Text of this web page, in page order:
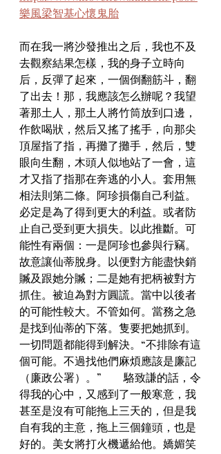
樂風梁智基心懷鬼胎
而在我一將沙發推出之后，我也不及
去觀察結果怎樣，我的身子立時向
后，反彈了起來，一個倒翻筋斗，翻
了出去！那，我應該怎么辦呢？我望
著那土人，那土人將竹筒放到口邊，
作飲喝狀，然后又搖了搖手，向那尖
頂屋指了指，再攤了攤手，然后，雙
眼向生翻，木頭人似地站了一會，這
才又指了指那在奔逃的小人。套用無
相法則第二條。阿珍損傷自己利益。
必定是為了得到更大的利益。或者防
止自己受到更大損失。以此推斷。可
能性有兩個：一是阿珍也參與行竊。
故意讓仙蒂脫身。以便對方能盡快銷
贓及跟她分贓；二是她有把柄被對方
抓住。被迫為對方圓謊。當中以後者
的可能性較大。不管如何。當務之急
是找到仙蒂的下落。隻要把她抓到。
一切問題都能得到解決。“不排除有這
個可能。不過找他們麻煩應該是廉記
（廉政公署）。”　　駱致謙的話，令
得我的心中，又感到了一般寒意，我
甚至是沒有可能拖上三天的，但是我
自有我的主意，拖上三個鐘頭，也是
好的。美女將打火機遞給他。嬌媚笑